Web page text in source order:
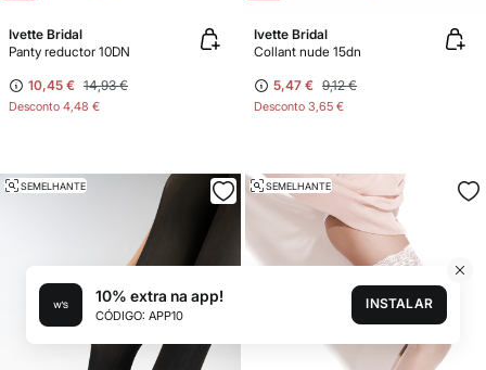
Ivette Bridal
Panty reductor 10DN
10,45 € 14,93 €
Desconto 4,48 €
Ivette Bridal
Collant nude 15dn
5,47 € 9,12 €
Desconto 3,65 €
SEMELHANTE SEMELHANTE
10% extra na app!
CÓDIGO: APP10
INSTALAR